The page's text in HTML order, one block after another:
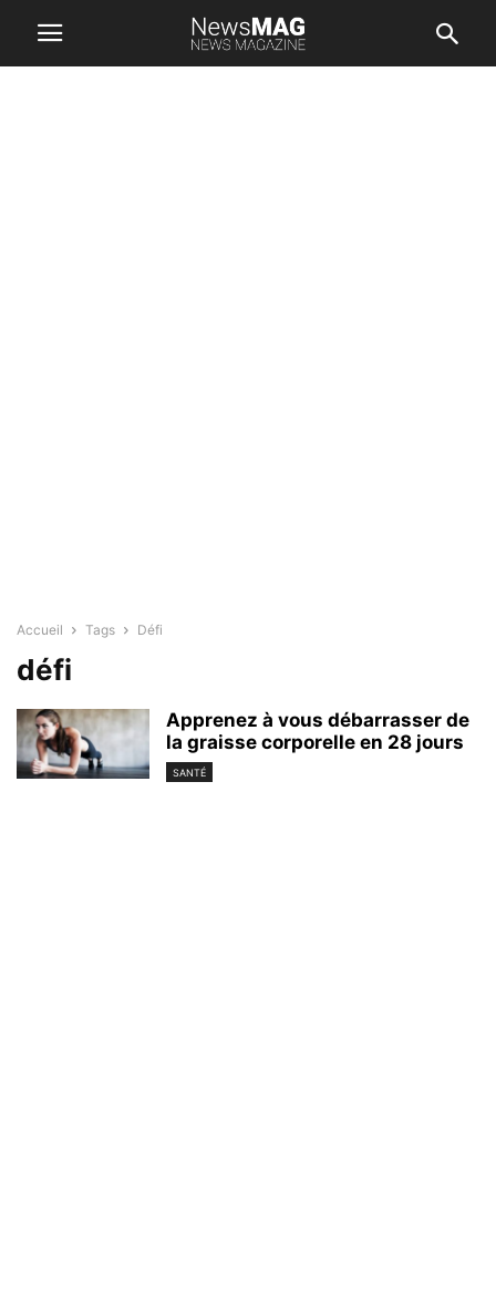
Accueil Tags Défi
défi
Apprenez à vous débarrasser de
la graisse corporelle en 28 jours
SANTÉ